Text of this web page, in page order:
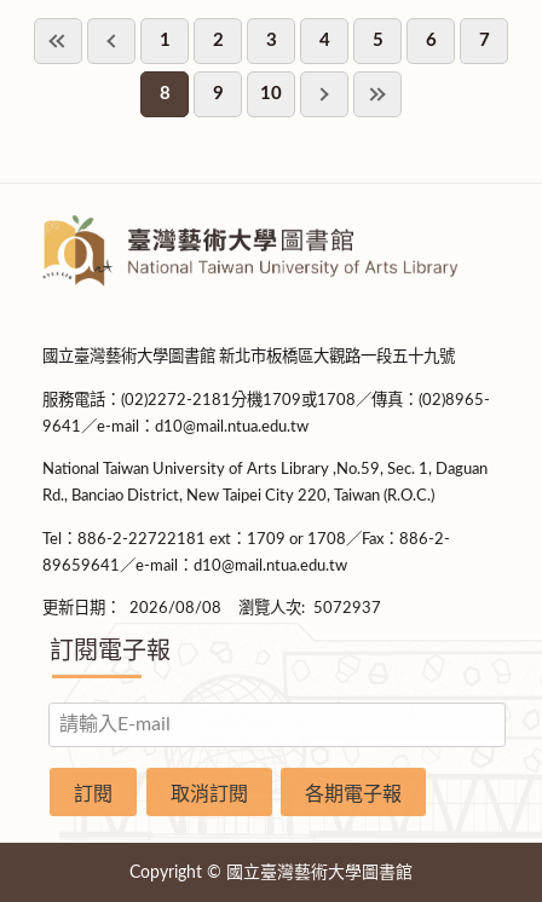
1 2 3 4 5 6 7
8 9 10
國立臺灣藝術大學圖書館 新北市板橋區大觀路一段五十九號
服務電話：(02)2272-2181分機1709或1708／傳真：(02)8965-
9641／e-mail：d10@mail.ntua.edu.tw
National Taiwan University of Arts Library ,No.59, Sec. 1, Daguan
Rd., Banciao District, New Taipei City 220, Taiwan (R.O.C.)
Tel：886-2-22722181 ext：1709 or 1708／Fax：886-2-
89659641／e-mail：d10@mail.ntua.edu.tw
更新日期： 2026/08/08 瀏覽人次: 5072937
訂閱電子報
Copyright © 國立臺灣藝術大學圖書館